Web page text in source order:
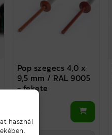
Pop szegecs 4,0 x
9,5 mm / RAL 9005
- fekete
25 Ft
használ